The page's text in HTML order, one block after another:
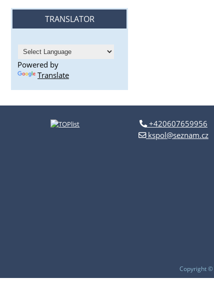
TRANSLATOR
Powered by
Translate
+420607659956
kspol@seznam.cz
Copyright ©